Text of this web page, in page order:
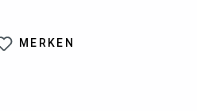
MERKEN